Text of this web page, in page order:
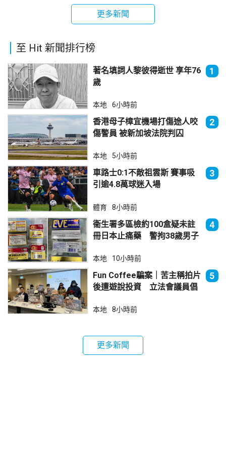
更多新聞
至 Hit 新聞排行榜
著名填詞人黎彼得逝世 享年76
歲
1
本地 6小時前
香港母子樟宜機場打傷途人咬
傷警員 被新加坡法院判囚
2
本地 5小時前
車路士0:1不敵祖雲斯 賽事吸
引逾4.8萬球迷入場
3
體育 8小時前
衞生署多區檢約100盒疑未註
冊日本止痛藥 警拘38歲男子
4
本地 10小時前
Fun Coffee騙案｜苦主稱拍片
後遭遊說投資 立法會議員倡
5
本地 8小時前
更多新聞